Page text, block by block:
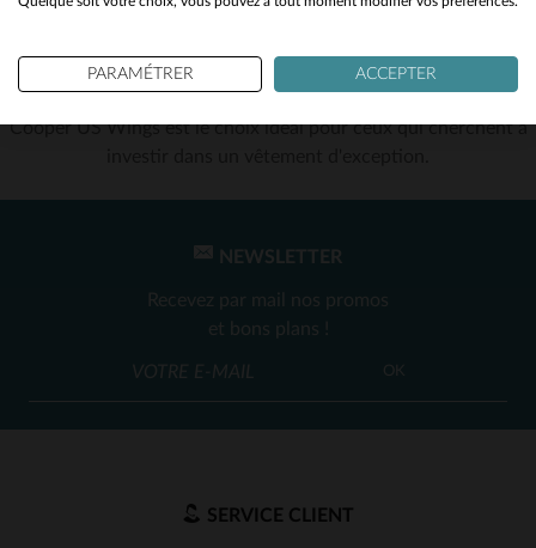
3, ainsi que des collections spéciales comme la série Indiana
et style, s'adressant aux amateurs d'aviation et aux passionnés
Cooper US Wings est le choix idéal pour ceux qui cherchent à
NEWSLETTER
Recevez par mail nos promos
et bons plans !
OK
SERVICE CLIENT
PARAMÉTRER ACCEPTER